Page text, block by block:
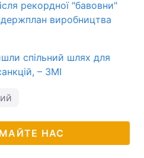
рекордної "бавовни"
виробництва
спільний шлях для
– ЗМІ
НАС